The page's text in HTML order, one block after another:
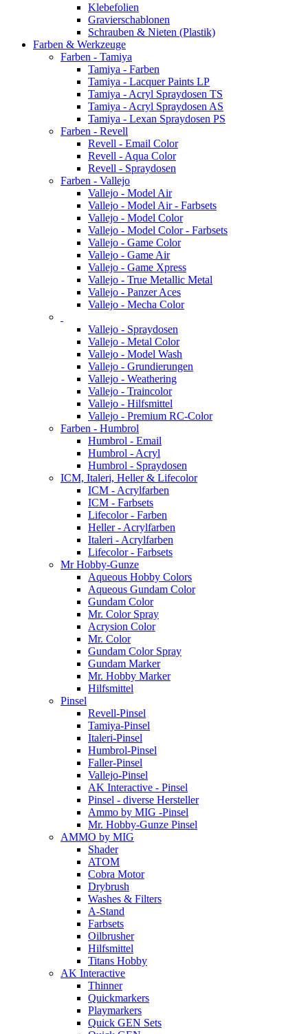
Klebefolien
Gravierschablonen
Schrauben & Nieten (Plastik)
Farben & Werkzeuge
Farben - Tamiya
Tamiya - Farben
Tamiya - Lacquer Paints LP
Tamiya - Acryl Spraydosen TS
Tamiya - Acryl Spraydosen AS
Tamiya - Lexan Spraydosen PS
Farben - Revell
Revell - Email Color
Revell - Aqua Color
Revell - Spraydosen
Farben - Vallejo
Vallejo - Model Air
Vallejo - Model Air - Farbsets
Vallejo - Model Color
Vallejo - Model Color - Farbsets
Vallejo - Game Color
Vallejo - Game Air
Vallejo - Game Xpress
Vallejo - True Metallic Metal
Vallejo - Panzer Aces
Vallejo - Mecha Color
Vallejo - Spraydosen
Vallejo - Metal Color
Vallejo - Model Wash
Vallejo - Grundierungen
Vallejo - Weathering
Vallejo - Traincolor
Vallejo - Hilfsmittel
Vallejo - Premium RC-Color
Farben - Humbrol
Humbrol - Email
Humbrol - Acryl
Humbrol - Spraydosen
ICM, Italeri, Heller & Lifecolor
ICM - Acrylfarben
ICM - Farbsets
Lifecolor - Farben
Heller - Acrylfarben
Italeri - Acrylfarben
Lifecolor - Farbsets
Mr Hobby-Gunze
Aqueous Hobby Colors
Aqueous Gundam Color
Gundam Color
Mr. Color Spray
Acrysion Color
Mr. Color
Gundam Color Spray
Gundam Marker
Mr. Hobby Marker
Hilfsmittel
Pinsel
Revell-Pinsel
Tamiya-Pinsel
Italeri-Pinsel
Humbrol-Pinsel
Faller-Pinsel
Vallejo-Pinsel
AK Interactive - Pinsel
Pinsel - diverse Hersteller
Ammo by MIG -Pinsel
Mr. Hobby-Gunze Pinsel
AMMO by MIG
Shader
ATOM
Cobra Motor
Drybrush
Washes & Filters
A-Stand
Farbsets
Oilbrusher
Hilfsmittel
Titans Hobby
AK Interactive
Thinner
Quickmarkers
Playmarkers
Quick GEN Sets